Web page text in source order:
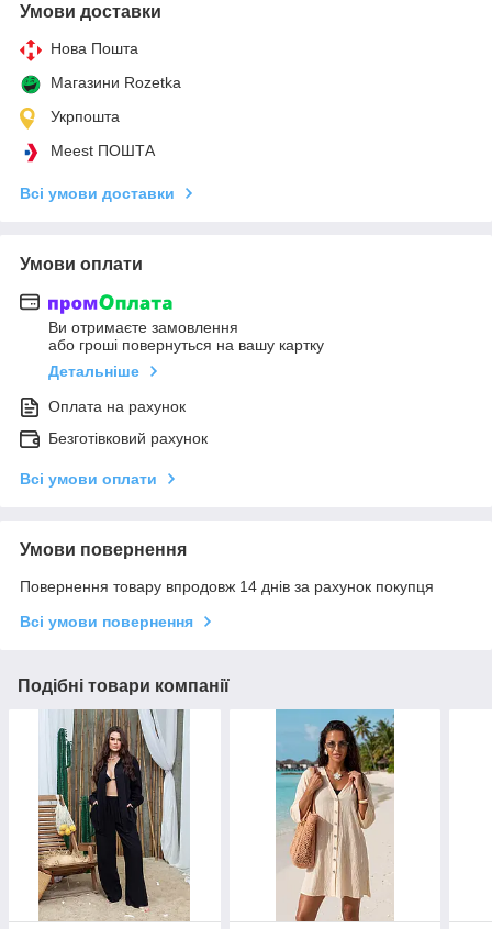
Умови доставки
Нова Пошта
Магазини Rozetka
Укрпошта
Meest ПОШТА
Всі умови доставки
Умови оплати
Ви отримаєте замовлення
або гроші повернуться на вашу картку
Детальніше
Оплата на рахунок
Безготівковий рахунок
Всі умови оплати
Умови повернення
Повернення товару впродовж 14 днів за рахунок покупця
Всі умови повернення
Подібні товари компанії